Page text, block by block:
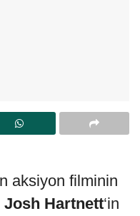
aksiyon filminin
Josh Hartnett‘in